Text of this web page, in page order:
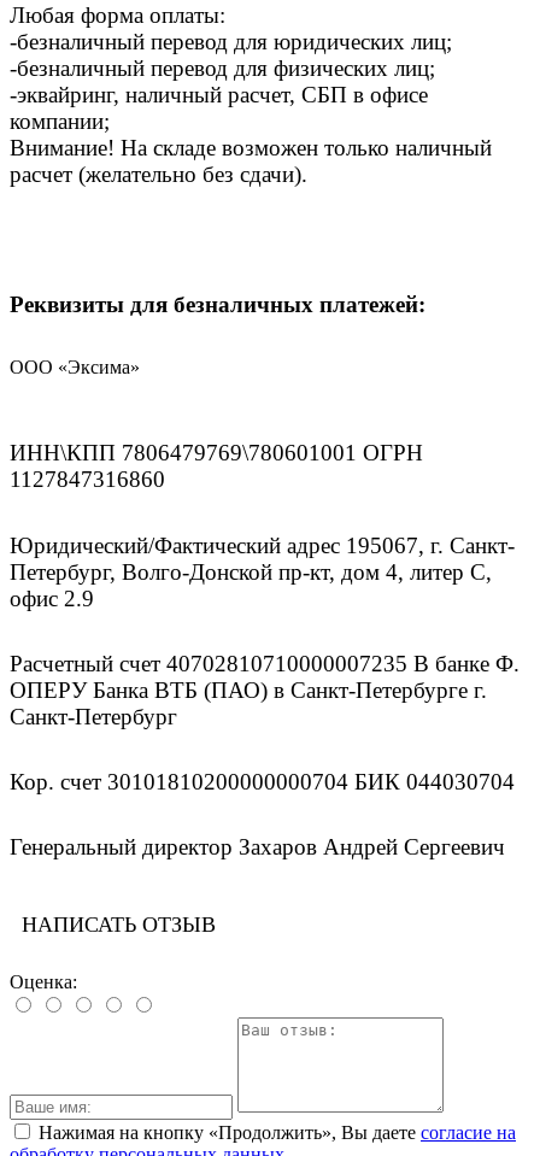
Любая форма оплаты:
-безналичный перевод для юридических лиц;
-безналичный перевод для физических лиц;
-эквайринг, наличный расчет, СБП в офисе
компании;
Внимание! На складе возможен только наличный
расчет (желательно без сдачи).
Реквизиты для безналичных платежей:
ООО «Эксима»
ИНН\КПП 7806479769\780601001 ОГРН
1127847316860
Юридический/Фактический адрес 195067, г. Санкт-
Петербург, Волго-Донской пр-кт, дом 4, литер С,
офис 2.9
Расчетный счет 40702810710000007235 В банке Ф.
ОПЕРУ Банка ВТБ (ПАО) в Санкт-Петербурге г.
Санкт-Петербург
Кор. счет 30101810200000000704 БИК 044030704
Генеральный директор Захаров Андрей Сергеевич
НАПИСАТЬ ОТЗЫВ
Оценка:
Нажимая на кнопку «Продолжить», Вы даете согласие на